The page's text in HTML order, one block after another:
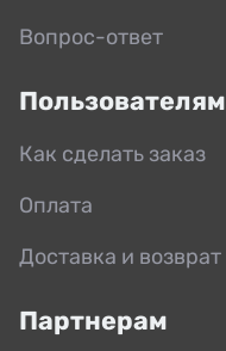
Вопрос-ответ
Пользователям
Как сделать заказ
Оплата
Доставка и возврат
Партнерам